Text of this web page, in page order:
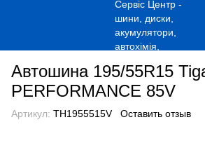
Автошина 195/55R15
PERFORMANCE 85V
Артикул: TH1955515V Оставить отзыв